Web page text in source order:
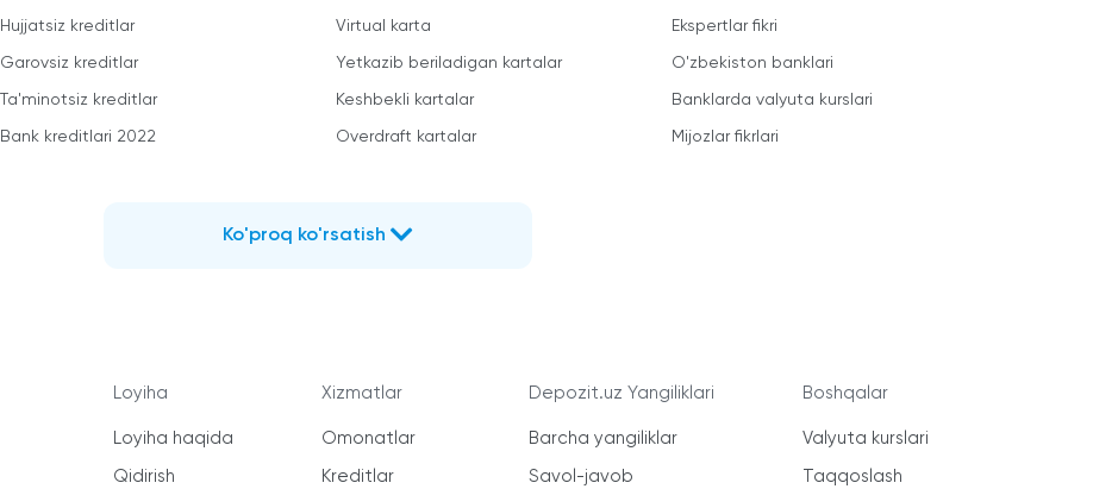
Hujjatsiz kreditlar
Garovsiz kreditlar
Ta'minotsiz kreditlar
Bank kreditlari 2022
Virtual karta
Yetkazib beriladigan kartalar
Keshbekli kartalar
Overdraft kartalar
Ekspertlar fikri
O'zbekiston banklari
Banklarda valyuta kurslari
Mijozlar fikrlari
Ko'proq ko'rsatish
Loyiha
Loyiha haqida
Qidirish
Xizmatlar
Omonatlar
Kreditlar
Depozit.uz Yangiliklari
Barcha yangiliklar
Savol-javob
Boshqalar
Valyuta kurslari
Taqqoslash